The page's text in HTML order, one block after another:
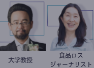
金谷一朗
大学教授 井出留美
食品ロス
ジャーナリ